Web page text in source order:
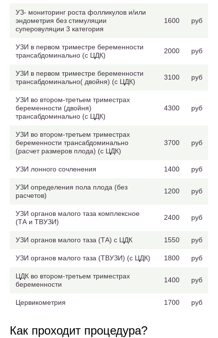
УЗ- мониторинг роста фолликулов и/или
эндометрия без стимуляции
суперовуляции 3 категория
1600 руб
УЗИ в первом триместре беременности
трансабдоминально (с ЦДК)
2000 руб
УЗИ в первом триместре беременности
трансабдоминально( двойня) (с ЦДК)
3100 руб
УЗИ во втором-третьем триместрах
беременности (двойня)
трансабдоминально (с ЦДК)
4300 руб
УЗИ во втором-третьем триместрах
беременности трансабдоминально
(расчет размеров плода) (с ЦДК)
3700 руб
УЗИ лонного сочленения 1400 руб
УЗИ определения пола плода (без
расчетов)
1200 руб
УЗИ органов малого таза комплексное
(ТА и ТВУЗИ)
2400 руб
УЗИ органов малого таза (ТА) с ЦДК 1550 руб
УЗИ органов малого таза (ТВУЗИ) (с ЦДК) 1800 руб
ЦДК во втором-третьем триместрах
беременности
1400 руб
Цервикометрия 1700 руб
Как проходит процедура?